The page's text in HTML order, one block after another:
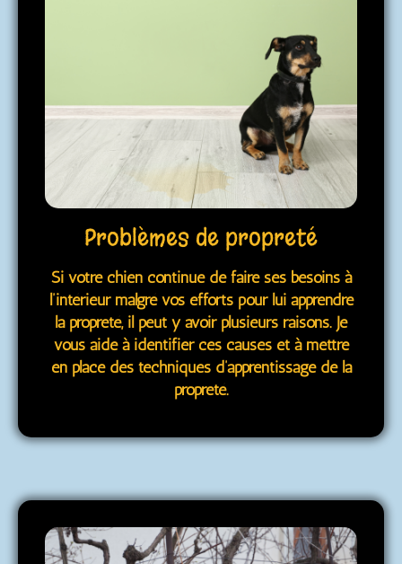
Problèmes de propreté
Si votre chien continue de faire ses besoins à
l’intérieur malgré vos efforts pour lui apprendre
la propreté, il peut y avoir plusieurs raisons. Je
vous aide à identifier ces causes et à mettre
en place des techniques d’apprentissage de la
propreté.